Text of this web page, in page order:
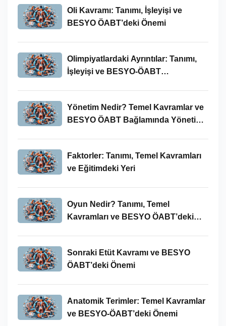
Oli Kavramı: Tanımı, İşleyişi ve
BESYO ÖABT’deki Önemi
Olimpiyatlardaki Ayrıntılar: Tanımı,
İşleyişi ve BESYO-ÖABT
Yönetim Nedir? Temel Kavramlar ve
BESYO ÖABT Bağlamında Yönetim
Faktorler: Tanımı, Temel Kavramları
ve Eğitimdeki Yeri
Oyun Nedir? Tanımı, Temel
Kavramları ve BESYO ÖABT’deki
Sonraki Etüt Kavramı ve BESYO
ÖABT’deki Önemi
Anatomik Terimler: Temel Kavramlar
ve BESYO-ÖABT’deki Önemi